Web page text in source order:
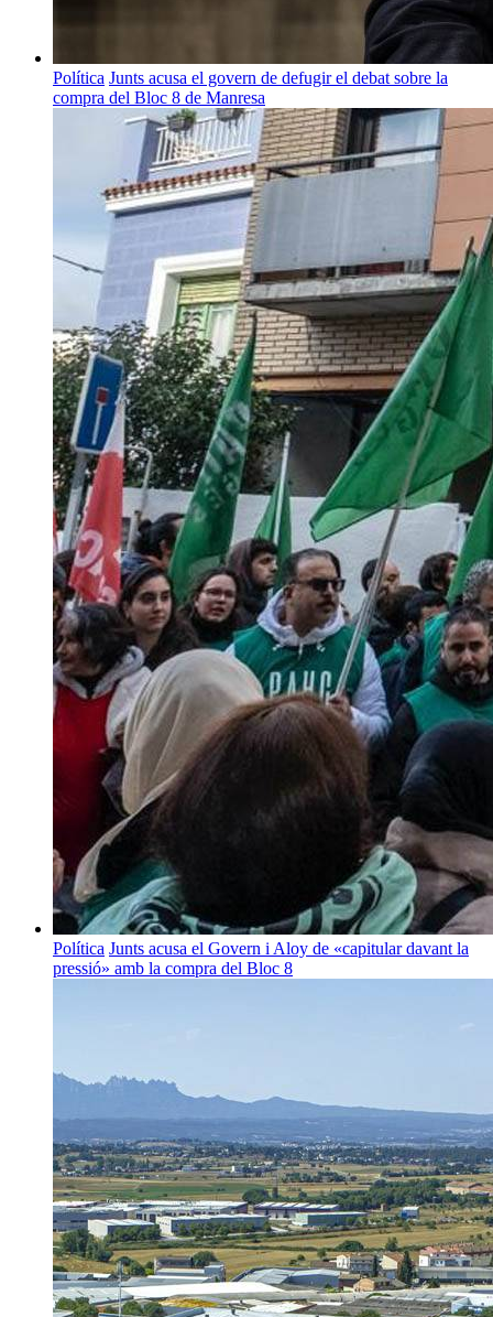
Política Junts acusa el govern de defugir el debat sobre la
compra del Bloc 8 de Manresa
Política Junts acusa el Govern i Aloy de «capitular davant la
pressió» amb la compra del Bloc 8